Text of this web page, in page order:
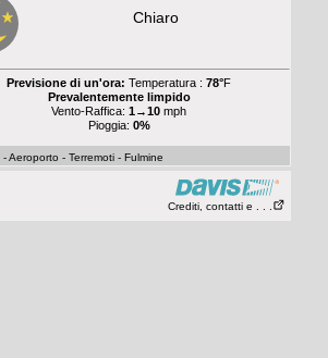
Chiaro
Previsione di un'ora: Temperatura : 78°F
Prevalentemente limpido
Vento-Raffica: 1→10 mph
Pioggia: 0%
- Aeroporto - Terremoti - Fulmine
Crediti, contatti e . . .